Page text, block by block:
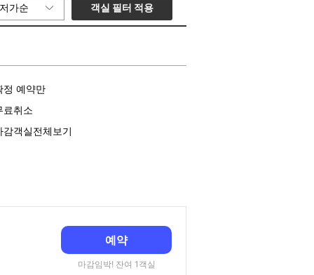
가순 객실 필터 적용
정 예약만
료취소
감객실전체보기
예약
마감임박! 잔여 1객실